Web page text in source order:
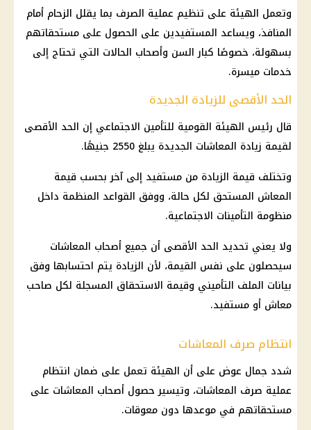
وتعمل الهيئة على تنظيم عملية الصرف بما يقلل الزحام أمام
المنافذ، ويساعد المستفيدين على الحصول على مستحقاتهم
بسهولة، خصوصًا كبار السن وأصحاب الحالات التي تحتاج إلى
خدمات ميسرة.
الحد الأقصى للزيادة الجديدة
قال رئيس الهيئة القومية للتأمين الاجتماعي إن الحد الأقصى
لقيمة زيادة المعاشات الجديدة يبلغ 2550 جنيهًا.
وتختلف قيمة الزيادة من مستفيد إلى آخر بحسب قيمة
المعاش المستحق لكل حالة، ووفق القواعد المنظمة داخل
منظومة التأمينات الاجتماعية.
ولا يعني تحديد الحد الأقصى أن جميعأصحاب المعاشات
سيحصلون على نفس القيمة، لأن الزيادة يتم احتسابها وفق
بيانات الملف التأميني وقيمة الاستحقاق المسجلة لكل صاحب
معاش أو مستفيد.
انتظام صرف المعاشات
شدد جمال عوض على أن الهيئة تعمل على ضمان انتظام
عملية صرف المعاشات، وتيسير حصول أصحاب المعاشات على
مستحقاتهم في موعدها دون معوقات.